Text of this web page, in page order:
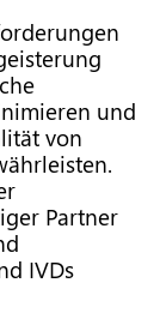
und
von
Partner
IVDs